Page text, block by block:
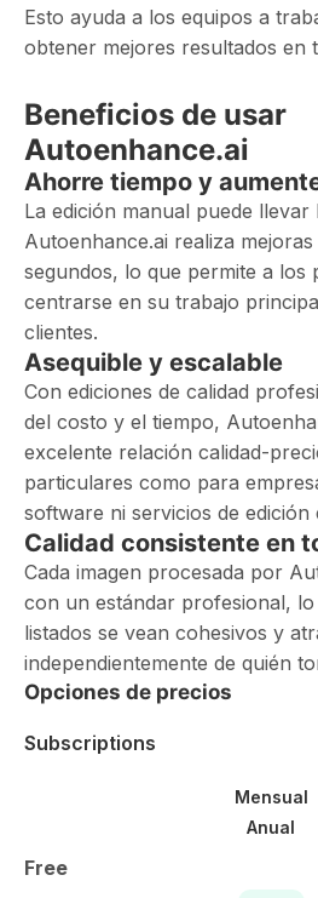
Esto ayuda a los equipos a
obtener mejores resultados en
Beneficios de usar
Autoenhance.ai
Ahorre tiempo y
La edición manual puede llevar
Autoenhance.ai realiza
segundos, lo que permite a los
centrarse en su trabajo
clientes.
Asequible y escalable
Con ediciones de calidad
del costo y el tiempo,
excelente relación calidad-
particulares como para
software ni servicios de edición
Calidad consistente en
Cada imagen procesada por
con un estándar profesional,
listados se vean cohesivos y
independientemente de quién
Opciones de precios
Subscriptions
Mensual
Anual
Free